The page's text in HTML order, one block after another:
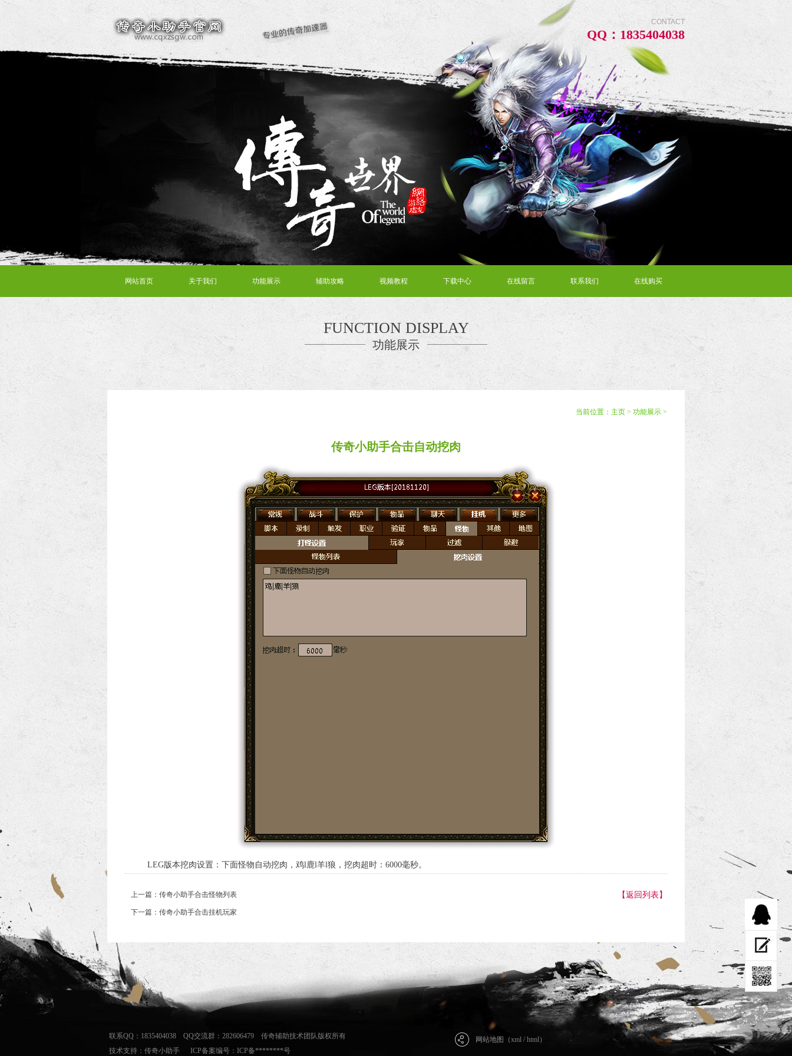
CONTACT
QQ：1835404038
网站首页 关于我们 功能展示 辅助攻略 视频教程 下载中心 在线留言 联系我们 在线购买
FUNCTION DISPLAY
功能展示
当前位置： 主页 > 功能展示 >
传奇小助手合击自动挖肉
LEG版本挖肉设置：下面怪物自动挖肉，鸡l鹿l羊l狼，挖肉超时：6000毫秒。
上一篇：传奇小助手合击怪物列表
下一篇：传奇小助手合击挂机玩家
【返回列表】
联系QQ：1835404038 QQ交流群：282606479 传奇辅助技术团队版权所有
技术支持： 传奇小助手 ICP备案编号：ICP备********号
网站地图（xml /html）